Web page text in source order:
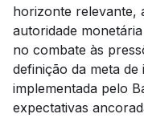
horizonte relevante,
autoridade
no combate às
definição da meta
implementada pelo
expectativas